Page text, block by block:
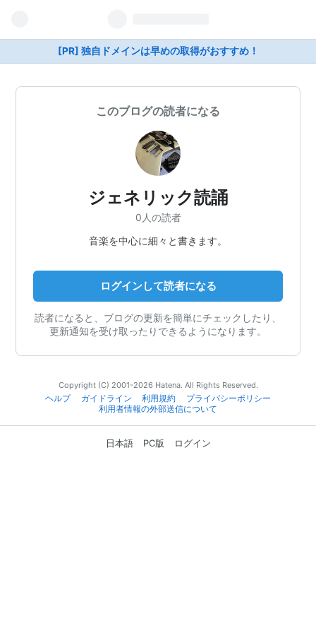
[PR] 独自ドメインは早めの取得がおすすめ！
このブログの読者になる
ジェネリック読誦
0人の読者
音楽を中心に細々と書きます。
ログインして読者になる
読者になると、ブログの更新を簡単にチェックしたり、
更新通知を受け取ったりできるようになります。
Copyright (C) 2001-2026 Hatena. All Rights Reserved.
ヘルプ
ガイドライン 利用規約
プライバシーポリシー
利用者情報の外部送信について
日本語 PC版 ログイン